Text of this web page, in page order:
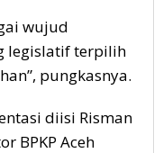
wujud
legislatif terpilih
pungkasnya.
diisi Risman
BPKP Aceh